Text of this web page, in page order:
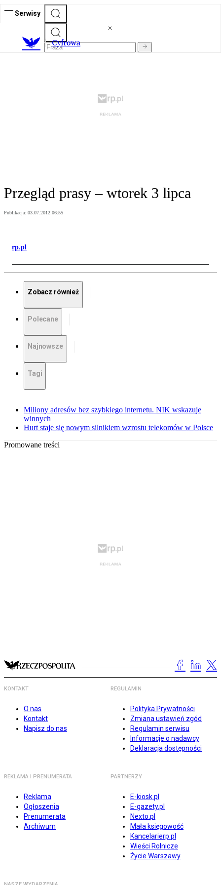
Serwisy
Cyfrowa
Przegląd prasy – wtorek 3 lipca
Publikacja: 03.07.2012 06:55
rp.pl
Zobacz również
Polecane
Najnowsze
Tagi
Miliony adresów bez szybkiego internetu. NIK wskazuje
winnych
Hurt staje się nowym silnikiem wzrostu telekomów w Polsce
Promowane treści
KONTAKT
O nas
Kontakt
Napisz do nas
REGULAMIN
Polityka Prywatności
Zmiana ustawień zgód
Regulamin serwisu
Informacje o nadawcy
Deklaracja dostępności
REKLAMA I PRENUMERATA
Reklama
Ogłoszenia
Prenumerata
Archiwum
PARTNERZY
E-kiosk.pl
E-gazety.pl
Nexto.pl
Mała księgowość
Kancelarierp.pl
Wieści Rolnicze
Życie Warszawy